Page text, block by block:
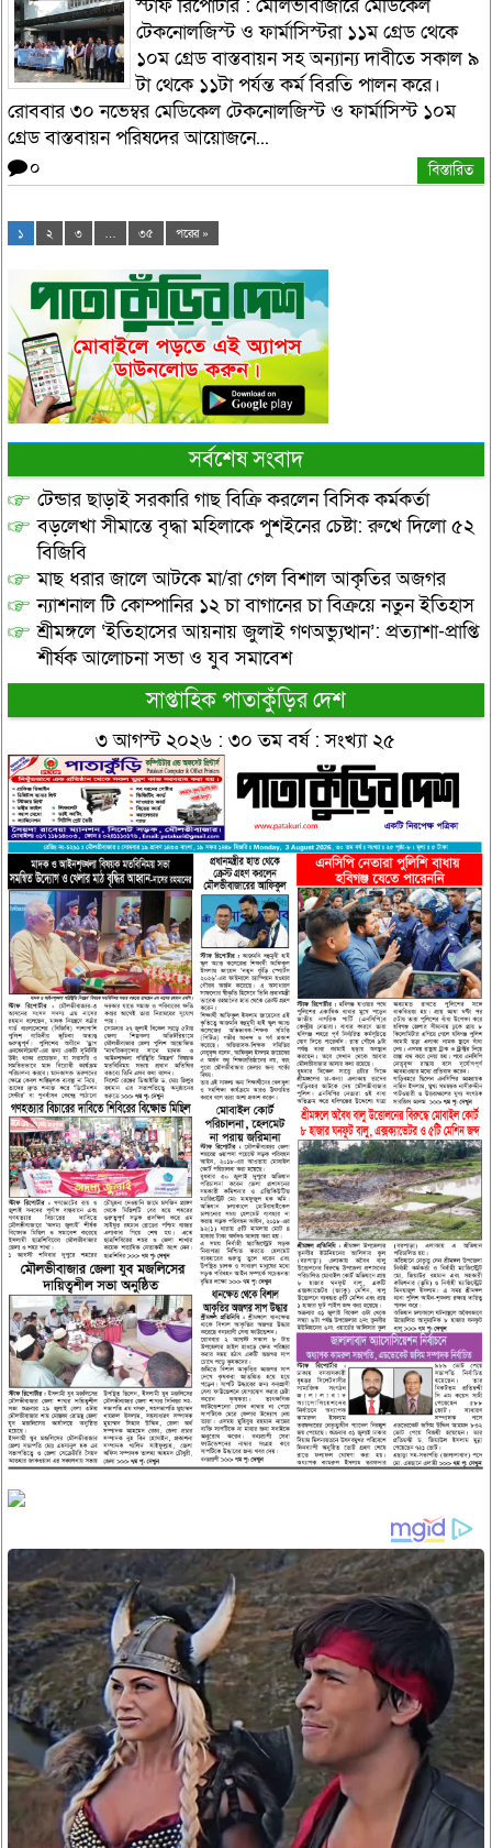
স্টাফ রিপোর্টার : মৌলভীবাজারে মেডিকেল
টেকনোলজিস্ট ও ফার্মাসিস্টরা ১১ম গ্রেড থেকে
১০ম গ্রেড বাস্তবায়ন সহ অন্যান্য দাবীতে সকাল ৯
টা থেকে ১১টা পর্যন্ত কর্ম বিরতি পালন করে।
রোববার ৩০ নভেম্বর মেডিকেল টেকনোলজিস্ট ও ফার্মাসিস্ট ১০ম
গ্রেড বাস্তবায়ন পরিষদের আয়োজনে...
০ বিস্তারিত
১ ২ ৩ … ৩৫ পরের »
সর্বশেষ সংবাদ
টেন্ডার ছাড়াই সরকারি গাছ বিক্রি করলেন বিসিক কর্মকর্তা
বড়লেখা সীমান্তে বৃদ্ধা মহিলাকে পুশইনের চেষ্টা: রুখে দিলো ৫২
বিজিবি
মাছ ধরার জালে আটকে মা/রা গেল বিশাল আকৃতির অজগর
ন্যাশনাল টি কোম্পানির ১২ চা বাগানের চা বিক্রয়ে নতুন ইতিহাস
শ্রীমঙ্গলে ‘ইতিহাসের আয়নায় জুলাই গণঅভ্যুত্থান’: প্রত্যাশা-প্রাপ্তি
শীর্ষক আলোচনা সভা ও যুব সমাবেশ
সাপ্তাহিক পাতাকুঁড়ির দেশ
৩ আগস্ট ২০২৬ : ৩০ তম বর্ষ : সংখ্যা ২৫